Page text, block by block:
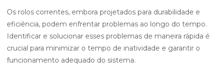
Os rolos correntes, embora projetados para durabilidade e
eficiência, podem enfrentar problemas ao longo do tempo.
Identificar e solucionar esses problemas de maneira rápida é
crucial para minimizar o tempo de inatividade e garantir o
funcionamento adequado do sistema.